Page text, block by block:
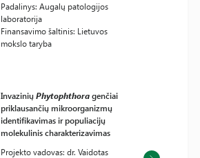
Padalinys: Augalų patologijos
laboratorija
Finansavimo šaltinis: Lietuvos
mokslo taryba
InvaziniųPhytophthoragenčiai
priklausančių mikroorganizmų
identifikavimas ir populiacijų
molekulinis charakterizavimas
Projekto vadovas: dr. Vaidotas